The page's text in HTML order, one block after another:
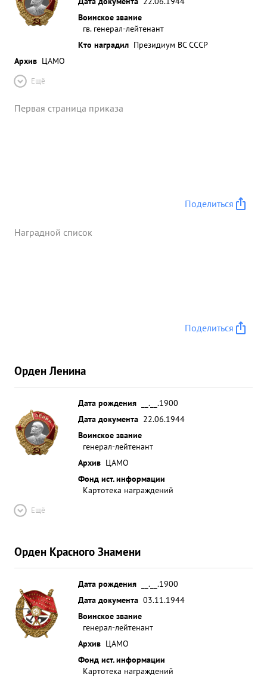
Воинское звание
гв. генерал-лейтенант
Кто наградил Президиум ВС СССР
Архив ЦАМО
Ещё
Первая страница приказа
Поделиться
Наградной список
Поделиться
Орден Ленина
Дата рождения
__.__.1900
Дата документа 22.06.1944
Воинское звание
генерал-лейтенант
Архив ЦАМО
Фонд ист. информации
Картотека награждений
Ещё
Орден Красного Знамени
Дата рождения
__.__.1900
Дата документа 03.11.1944
Воинское звание
генерал-лейтенант
Архив ЦАМО
Фонд ист. информации
Картотека награждений